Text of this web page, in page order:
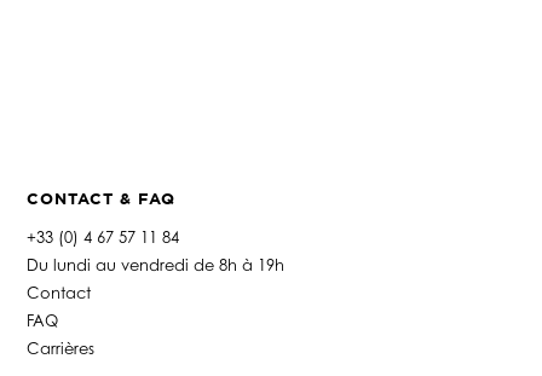
CONTACT & FAQ
+33 (0) 4 67 57 11 84
Du lundi au vendredi de 8h à 19h
Contact
FAQ
Carrières